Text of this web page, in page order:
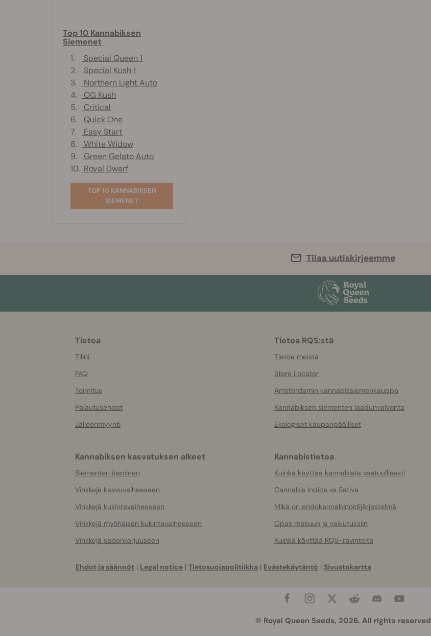
Top 10 Kannabiksen
Siemenet
1.
Special Queen 1
2.
Special Kush 1
3.
Northern Light Auto
4.
OG Kush
5.
Critical
6.
Quick One
7.
Easy Start
8.
White Widow
9.
Green Gelato Auto
10. Royal Dwarf
TOP 10 KANNABIKSEN
SIEMENET
Tilaa uutiskirjeemme
Tietoa
Tilini
FAQ
Toimitus
Palautusehdot
Jälleenmyynti
Tietoa RQS:stä
Tietoa meistä
Store Locator
Amsterdamin kannabissiemenkauppa
Kannabiksen siementen laadunvalvonta
Ekologiset kaupanpäälliset
Kannabiksen kasvatuksen alkeet
Siementen itäminen
Vinkkejä kasvuvaiheeseen
Vinkkejä kukintavaiheeseen
Vinkkejä myöhäisen kukintavaiheeseen
Vinkkejä sadonkorjuuseen
Kannabistietoa
Kuinka käyttää kannabista vastuullisesti
Cannabis Indica vs Sativa
Mikä on endokannabinoidijärjestelmä
Opas makuun ja vaikutuksiin
Kuinka käyttää RQS-ravinteita
Ehdot ja säännöt | Legal notice | Tietosuojapolitiikka | Evästekäytäntö | Sivustokartta
© Royal Queen Seeds, 2026. All rights reserved